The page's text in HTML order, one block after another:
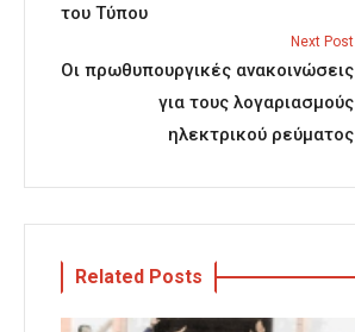
του Τύπου
Next Post
Οι πρωθυπουργικές ανακοινώσεις
για τους λογαριασμούς
ηλεκτρικού ρεύματος
Related Posts